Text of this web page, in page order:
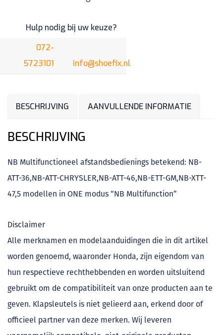
Hulp nodig bij uw keuze?
072-
5723101
info@shoefix.nl
BESCHRIJVING AANVULLENDE INFORMATIE
BESCHRIJVING
NB Multifunctioneel afstandsbedienings betekend: NB-
ATT-36,NB-ATT-CHRYSLER,NB-ATT-46,NB-ETT-GM,NB-XTT-
47,5 modellen in ONE modus “NB Multifunction”
Disclaimer
Alle merknamen en modelaanduidingen die in dit artikel
worden genoemd, waaronder Honda, zijn eigendom van
hun respectieve rechthebbenden en worden uitsluitend
gebruikt om de compatibiliteit van onze producten aan te
geven. Klapsleutels is niet gelieerd aan, erkend door of
officieel partner van deze merken. Wij leveren